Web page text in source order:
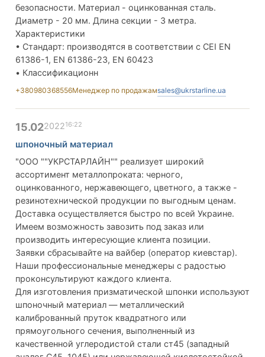
безопасности. Материал - оцинкованная сталь.
Диаметр - 20 мм. Длина секции - 3 метра.
Характеристики
• Стандарт: производятся в соответствии с CEI EN
61386-1, EN 61386-23, EN 60423
• Классификационн
+380980368556Менеджер по продажамsales@ukrstarline.ua
15.02202216:22
шпоночный материал
"ООО ""УКРСТАРЛАЙН"" реализует широкий
ассортимент металлопроката: черного,
оцинкованного, нержавеющего, цветного, а также -
резинотехнической продукции по выгодным ценам.
Доставка осуществляется быстро по всей Украине.
Имеем возможность завозить под заказ или
производить интересующие клиента позиции.
Заявки сбрасывайте на вайбер (оператор киевстар).
Наши профессиональные менеджеры с радостью
проконсультируют каждого клиента.
Для изготовления призматической шпонки используют
шпоночный материал — металлический
калиброванный пруток квадратного или
прямоугольного сечения, выполненный из
качественной углеродистой стали ст45 (западный